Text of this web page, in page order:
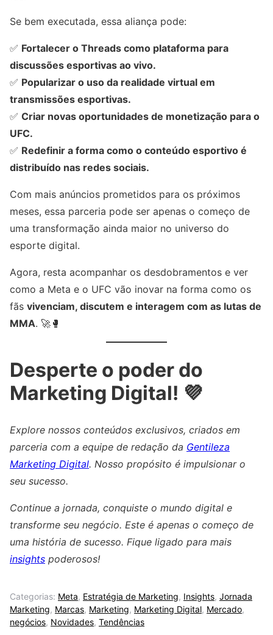
Se bem executada, essa aliança pode:
✅ Fortalecer o Threads como plataforma para
discussões esportivas ao vivo.
✅ Popularizar o uso da realidade virtual em
transmissões esportivas.
✅ Criar novas oportunidades de monetização para o
UFC.
✅ Redefinir a forma como o conteúdo esportivo é
distribuído nas redes sociais.
Com mais anúncios prometidos para os próximos
meses, essa parceria pode ser apenas o começo de
uma transformação ainda maior no universo do
esporte digital.
Agora, resta acompanhar os desdobramentos e ver
como a Meta e o UFC vão inovar na forma como os
fãs vivenciam, discutem e interagem com as lutas de
MMA. 🚀🥊
Desperte o poder do
Marketing Digital! 💜
Explore nossos conteúdos exclusivos, criados em
parceria com a equipe de redação da Gentileza
Marketing Digital. Nosso propósito é impulsionar o
seu sucesso.
Continue a jornada, conquiste o mundo digital e
transforme seu negócio. Este é apenas o começo de
uma história de sucesso. Fique ligado para mais
insights poderosos!
Categorias: Meta, Estratégia de Marketing, Insights, Jornada
Marketing, Marcas, Marketing, Marketing Digital, Mercado,
negócios, Novidades, Tendências